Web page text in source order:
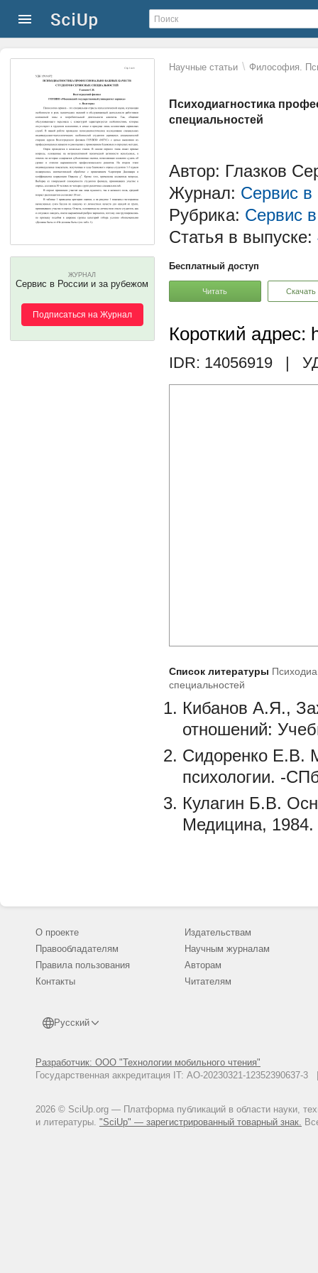
Научные статьи \ Философия.
Психодиагностика
специальностей
ЖУРНАЛ
Сервис в России и за рубежом
Подписаться на Журнал
Автор: Глазков
Журнал: Сервис в
Рубрика: Сервис
Статья в выпуске:
Бесплатный доступ
Читать Скачать
Короткий адрес:
IDR: 14056919 |
Список литературы
специальностей
Кибанов А.Я.,
отношений:
Сидоренко Е.В.
психологии. -
Кулагин Б.В.
Медицина, 1984.
О проекте
Правообладателям
Правила пользования
Контакты
Русский
Разработчик: ООО "Технологии мобильного чтения"
Государственная аккредитация IT: АО-20230321-
2026 © SciUp.org — Платформа публикаций в области науки,
и литературы. "SciUp" — зарегистрированный товарный знак.
Издательствам
Научным журналам
Авторам
Читателям